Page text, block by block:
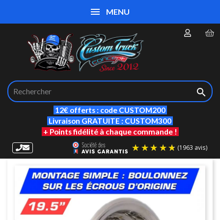

12€ offerts : code CUSTOM200
Livraison GRATUITE : CUSTOM300
+ Points fidélité à chaque commande !
MENU